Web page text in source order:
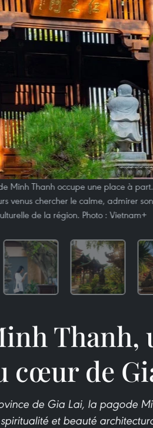
Minh Thanh occupe une place à
venus chercher le calme, admirer
de la région. Photo : Vietnam+
Thanh,
cœur de
de Gia Lai, la pagode
et beauté